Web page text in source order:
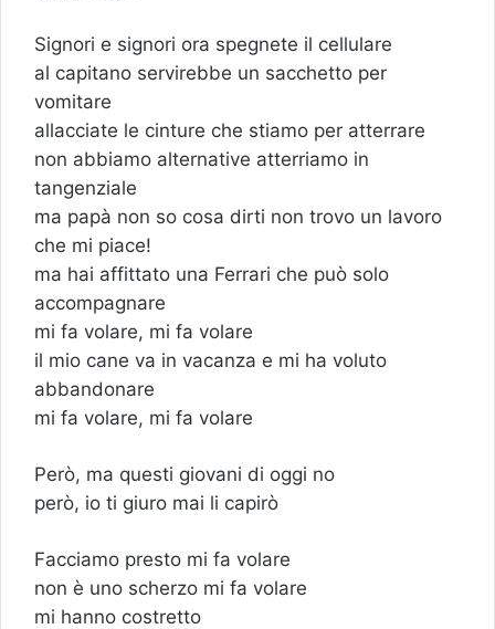
Signori e signori ora spegnete il cellulare
al capitano servirebbe un sacchetto per
vomitare
allacciate le cinture che stiamo per atterrare
non abbiamo alternative atterriamo in
tangenziale
ma papà non so cosa dirti non trovo un lavoro
che mi piace!
ma hai affittato una Ferrari che può solo
accompagnare
mi fa volare, mi fa volare
il mio cane va in vacanza e mi ha voluto
abbandonare
mi fa volare, mi fa volare
Però, ma questi giovani di oggi no
però, io ti giuro mai li capirò
Facciamo presto mi fa volare
non è uno scherzo mi fa volare
mi hanno costretto